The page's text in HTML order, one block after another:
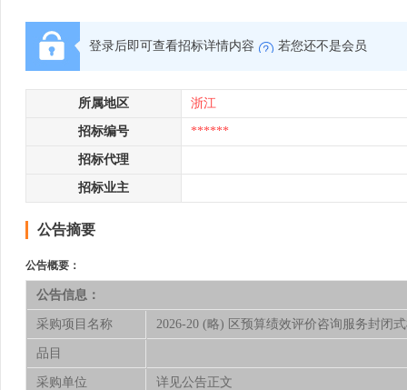
登录后即可查看招标详情内容 若您还不是会员
所属地区 浙江
招标编号 ******
招标代理
招标业主
公告摘要
公告概要：
公告信息：
采购项目名称 2026-20 (略) 区预算绩效评价咨询服务封闭
品目
采购单位 详见公告正文